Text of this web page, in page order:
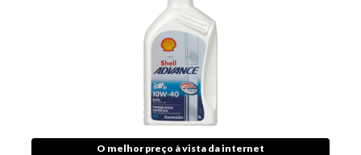
O melhor preço à vista da internet